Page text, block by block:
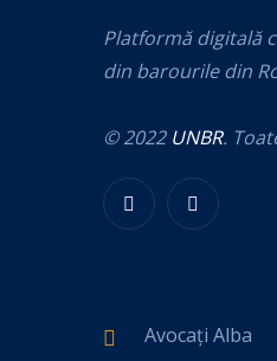
Platformă digitală
din barourile din
© 2022 UNBR.
Avocați Alba